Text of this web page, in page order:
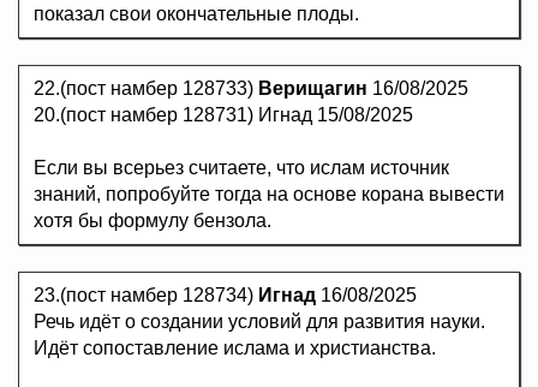
показал свои окончательные плоды.
22.(пост намбер 128733) Верищагин 16/08/2025
20.(пост намбер 128731) Игнад 15/08/2025
Если вы всерьез считаете, что ислам источник
знаний, попробуйте тогда на основе корана вывести
хотя бы формулу бензола.
23.(пост намбер 128734) Игнад 16/08/2025
Речь идёт о создании условий для развития науки.
Идёт сопоставление ислама и христианства.